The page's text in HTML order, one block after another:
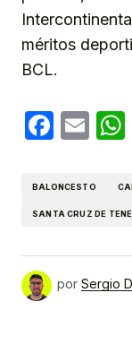
méritos
BCL.
BALONCESTO
SANTA CRUZ DE
por Sergio